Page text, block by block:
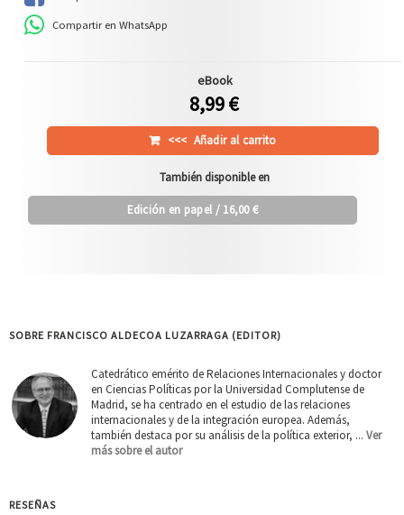
Compartir en WhatsApp
eBook
8,99 €
<<< Añadir al carrito
También disponible en
Edición en papel / 16,00 €
SOBRE FRANCISCO ALDECOA LUZARRAGA (EDITOR)
Catedrático emérito de Relaciones Internacionales y doctor
en Ciencias Políticas por la Universidad Complutense de
Madrid, se ha centrado en el estudio de las relaciones
internacionales y de la integración europea. Además,
también destaca por su análisis de la política exterior, ... Ver
más sobre el autor
RESEÑAS